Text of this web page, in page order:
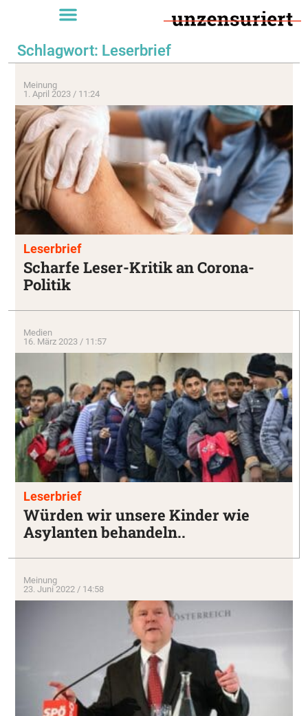
Schlagwort: Leserbrief
Meinung
1. April 2023 / 11:24
Leserbrief
Scharfe Leser-Kritik an Corona-
Politik
Medien
16. März 2023 / 11:57
Leserbrief
Würden wir unsere Kinder wie
Asylanten behandeln..
Meinung
23. Juni 2022 / 14:58